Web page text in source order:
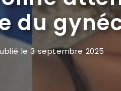
du
le3 septembre 2025